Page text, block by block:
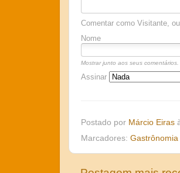
Comentar como Visitante,
Nome
Mostrar junto aos seus comentários.
Assinar
Postado por Márcio Eiras
Marcadores: